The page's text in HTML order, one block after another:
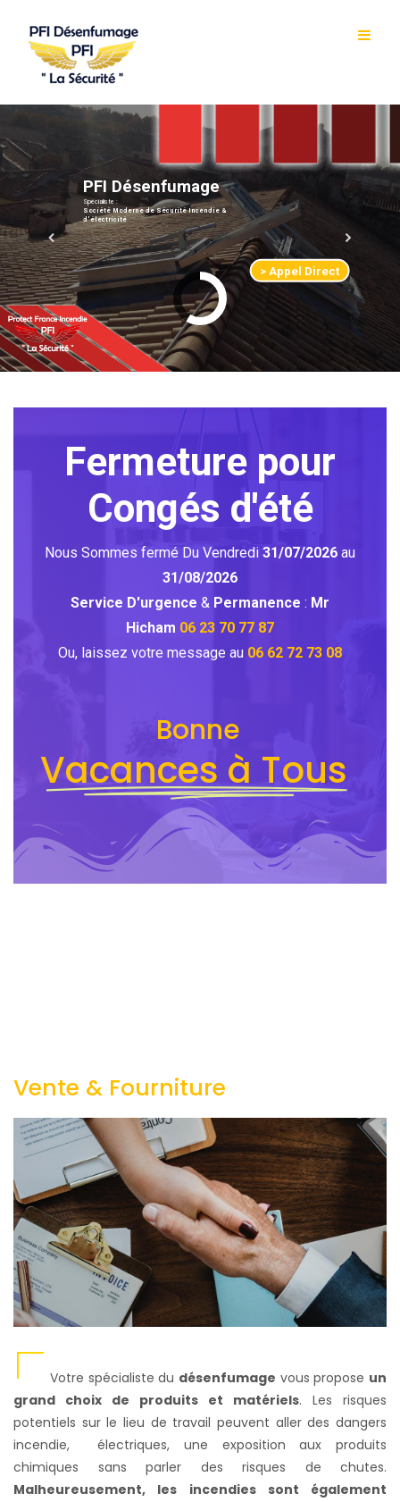
> Appel Direct
PFI Désenfumage
Spécialiste :
Société Moderne de Sécurité Incendie &
d'électricité
Fermeture pour
Congés d'été
Nous Sommes fermé Du Vendredi 31/07/2026 au
31/08/2026
Service D'urgence & Permanence : Mr
Hicham 06 23 70 77 87
Ou, laissez votre message au 06 62 72 73 08
Bonne
Vacances à Tous
Vente & Fourniture
Votre spécialiste du désenfumage vous propose un
grand choix de produits et matériels. Les risques
potentiels sur le lieu de travail peuvent aller des dangers
incendie, électriques, une exposition aux produits
chimiques sans parler des risques de chutes.
Malheureusement, les incendies sont également